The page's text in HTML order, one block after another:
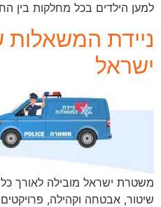
למען הילדים בכל מחלקות בין
ניידת
ישראל
משטרת ישראל מובילה לאורך
שיטור, אבטחה וקהילה,